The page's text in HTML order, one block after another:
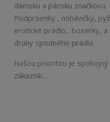
dámsku a pánsku značkovú
Podprsenky , nohavičky,
erotické prádlo, boxerky, a
druhy spodného prádla.
Našou prioritou je spokojný
zákaznik...